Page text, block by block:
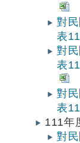
對
表
對
表
對
表
111年
對